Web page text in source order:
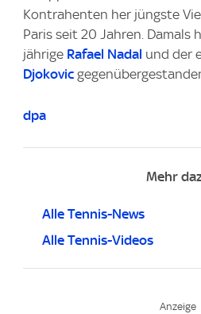
Kontrahenten her jüngste
Paris seit 20 Jahren. Damals
jährige Rafael Nadal und der
Djokovic
dpa
Mehr
Alle Tennis-News
Alle Tennis-Videos